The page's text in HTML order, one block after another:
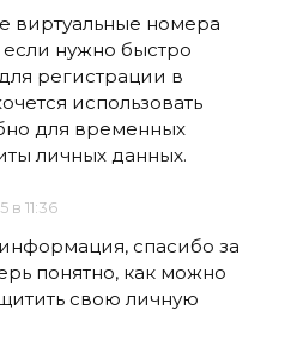
виртуальные номера
нужно быстро
регистрации в
использовать
для временных
личных данных.
в 11:36
спасибо за
понятно, как можно
свою личную